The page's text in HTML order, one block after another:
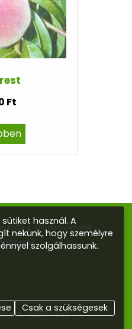
Ft
- dísznövények,
ÁSZF Süti
használ. A
nekünk, hogy személyre
szolgálhassunk.
Csak a szükségesek